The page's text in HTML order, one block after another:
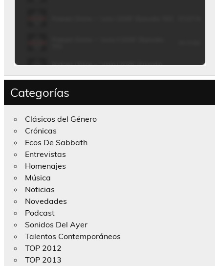
Categorías
Clásicos del Género
Crónicas
Ecos De Sabbath
Entrevistas
Homenajes
Música
Noticias
Novedades
Podcast
Sonidos Del Ayer
Talentos Contemporáneos
TOP 2012
TOP 2013